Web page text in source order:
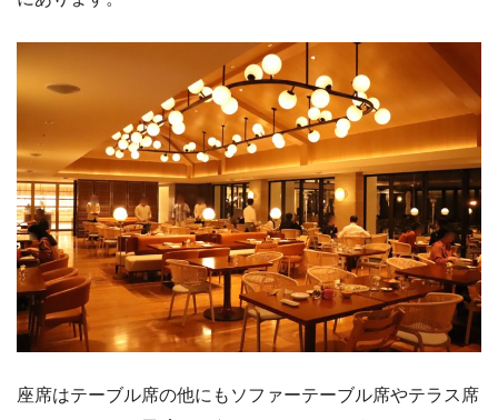
座席はテーブル席の他にもソファーテーブル席やテラス席